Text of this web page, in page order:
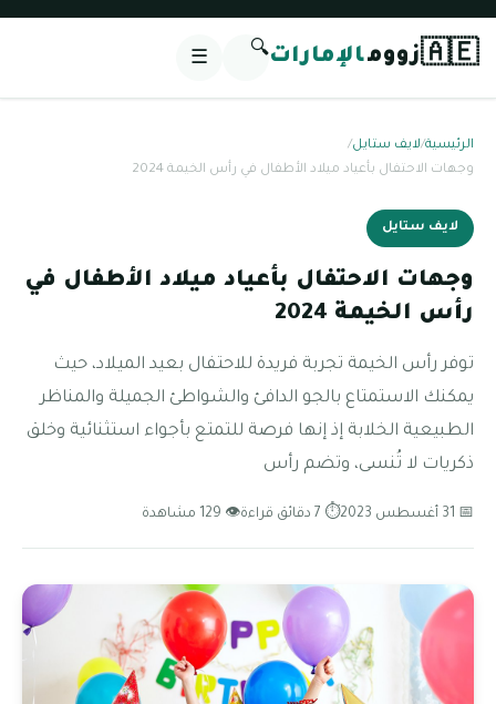
🇦🇪زوومالإمارات🔍
☰
الرئيسية/لايف ستايل/
وجهات الاحتفال بأعياد ميلاد الأطفال في رأس الخيمة 2024
لايف ستايل
وجهات الاحتفال بأعياد ميلاد الأطفال في
رأس الخيمة 2024
توفر رأس الخيمة تجربة فريدة للاحتفال بعيد الميلاد، حيث
يمكنك الاستمتاع بالجو الدافئ والشواطئ الجميلة والمناظر
الطبيعية الخلابة إذ إنها فرصة للتمتع بأجواء استثنائية وخلق
ذكريات لا تُنسى، وتضم رأس
📅 31 أغسطس 2023 ⏱ 7 دقائق قراءة 👁 129 مشاهدة